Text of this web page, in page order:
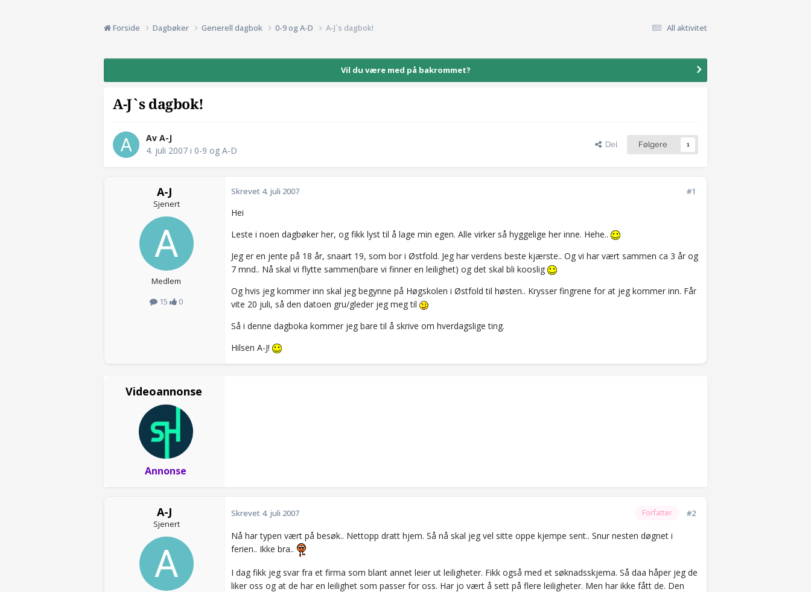
All aktivitet
Forside Dagbøker Generell dagbok 0-9 og A-D A-J`s dagbok!
Vil du være med på bakrommet?
A-J`s dagbok!
Av A-J
4. juli 2007 i 0-9 og A-D
Del Følgere 1
A-J
Sjenert
Medlem
15
0
#1
Skrevet 4. juli 2007
Hei
Leste i noen dagbøker her, og fikk lyst til å lage min egen. Alle virker så hyggelige her inne. Hehe..
Jeg er en jente på 18 år, snaart 19, som bor i Østfold. Jeg har verdens beste kjærste.. Og vi har vært sammen ca 3 år og
7 mnd.. Nå skal vi flytte sammen(bare vi finner en leilighet) og det skal bli kooslig
Og hvis jeg kommer inn skal jeg begynne på Høgskolen i Østfold til høsten.. Krysser fingrene for at jeg kommer inn. Får
vite 20 juli, så den datoen gru/gleder jeg meg til
Så i denne dagboka kommer jeg bare til å skrive om hverdagslige ting.
Hilsen A-J!
Videoannonse
Annonse
A-J
Sjenert
Forfatter #2
Skrevet 4. juli 2007
Nå har typen vært på besøk.. Nettopp dratt hjem. Så nå skal jeg vel sitte oppe kjempe sent.. Snur nesten døgnet i
ferien.. Ikke bra..
I dag fikk jeg svar fra et firma som blant annet leier ut leiligheter. Fikk også med et søknadsskjema. Så daa håper jeg de
liker oss og at de har en leilighet som passer for oss. Har jo vært å sett på flere leiligheter. Men har ikke fått de. Den